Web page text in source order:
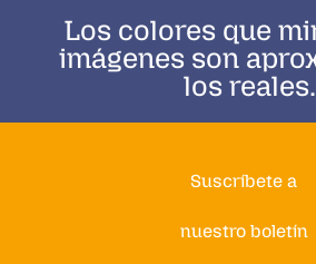
Los colores que
imágenes son
los reales.
Suscríbete a
nuestro boletín